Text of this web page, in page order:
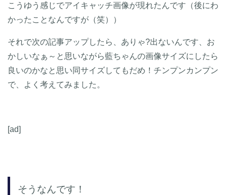
こうゆう感じでアイキャッチ画像が現れたんです（後にわ
かったことなんですが（笑））
それで次の記事アップしたら、ありゃ?出ないんです、お
かしいなぁ～と思いながら藍ちゃんの画像サイズにしたら
良いのかなと思い同サイズしてもだめ！チンプンカンプン
で、よく考えてみました。
[ad]
そうなんです！